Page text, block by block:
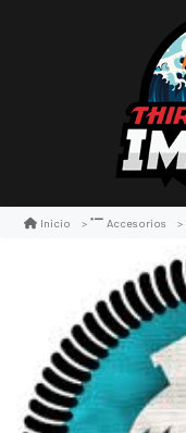
Inicio Accesorios